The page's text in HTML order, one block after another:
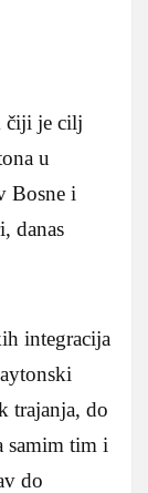
čiji je cilj
u
Bosne i
danas
integracija
trajanja, do
samim tim i
do